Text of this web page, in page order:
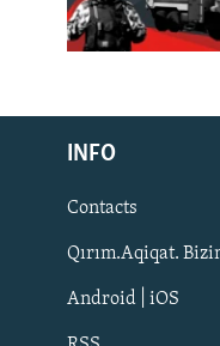
Русский
Українською
QOŞULIÑIZ!
INFO
Contacts
Qırım.Aqiqat.
Android | iOS